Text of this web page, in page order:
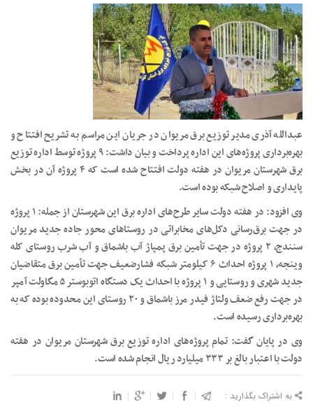
عبدالله آذری مدیر توزیع برق مریوان در جریان این مراسم به تشریح افتتاح و
بهره‌برداری پروژه‌های این اداره پرداخت و بیان داشت: ۹ پروژه توسط اداره توزیع
برق شهرستان مریوان در هفته دولت افتتاح شده است که ۴ پروژه آن در بخش
پایداری و اصلاح شبکه بوده است.
وی افزود: در هفته دولت سایر طرح‌های اداره برق این شهرستان از جمله: ۱ پروژه
در جهت برق‌رسانی دکل‌های مخابراتی در روستاهای محور جاده جدید مریوان
سنندج، ۲ پروژه در جهت تأمین برق پمپاژ آب باشماق و آب شرب روستای کله
وینجه، ۱ پروژه احداث ۶ کیلومتر شبکه فشارضعیف جهت تأمین برق متقاضیان
جدید شهری و روستایی و ۱ پروژه با احداث یک دستگاه اتوبوستر ۵ مگاولت آمپر
در جهت رفع ضعف ولتاژ فیدر مرز باشماق و ۲۰ روستای این محدوده بوده که به
بهره‌برداری رسیده است.
وی در پایان گفت: تمام پروژه‌های اداره توزیع برق شهرستان مریوان در هفته
دولت با اعتبار بالغ بر ۳۳۳ میلیارد ریال انجام شده است.
به اشتراک بگذارید :